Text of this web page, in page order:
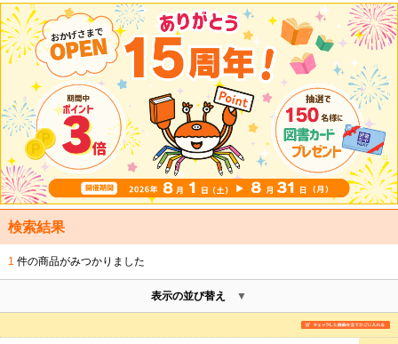
検索結果
1 件の商品がみつかりました
表示の並び替え